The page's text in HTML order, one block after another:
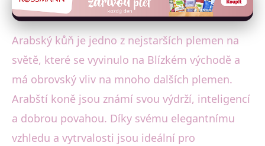
Arabský kůň je jedno z nejstarších plemen na
světě, které se vyvinulo na Blízkém východě a
má obrovský vliv na mnoho dalších plemen.
Arabští koně jsou známí svou výdrží, inteligencí
a dobrou povahou. Díky svému elegantnímu
vzhledu a vytrvalosti jsou ideální pro